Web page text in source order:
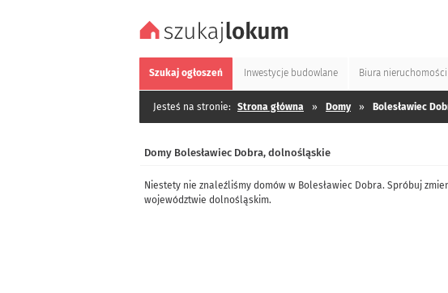
Szukaj ogłoszeń Inwestycje budowlane Biura nieruchomości
Jesteś na stronie: Strona główna » Domy » Bolesławiec
Domy Bolesławiec Dobra, dolnośląskie
Niestety nie znaleźliśmy domów w Bolesławiec Dobra. Spróbuj
województwie dolnośląskim.